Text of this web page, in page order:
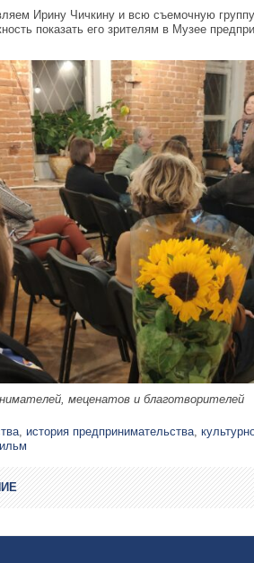
Ирину Чичкину и всю съемочную
показать его зрителям в Музее
меценатов и благотворителей
, история предпринимательства,